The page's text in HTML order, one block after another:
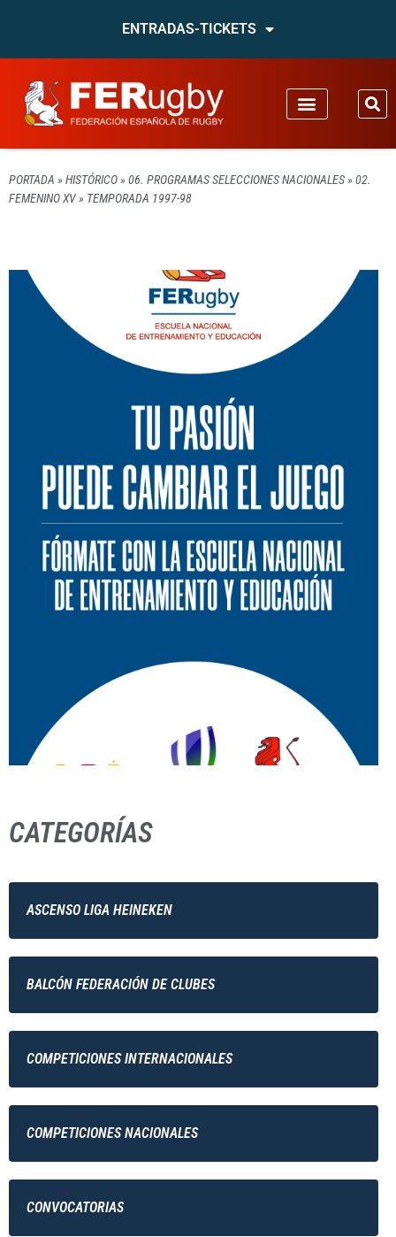
ENTRADAS-TICKETS
PORTADA » HISTÓRICO» 06. PROGRAMAS SELECCIONES NACIONALES» 02.
FEMENINO XV» TEMPORADA 1997-98
CATEGORÍAS
ASCENSO LIGA HEINEKEN
BALCÓN FEDERACIÓN DE CLUBES
COMPETICIONES INTERNACIONALES
COMPETICIONES NACIONALES
CONVOCATORIAS